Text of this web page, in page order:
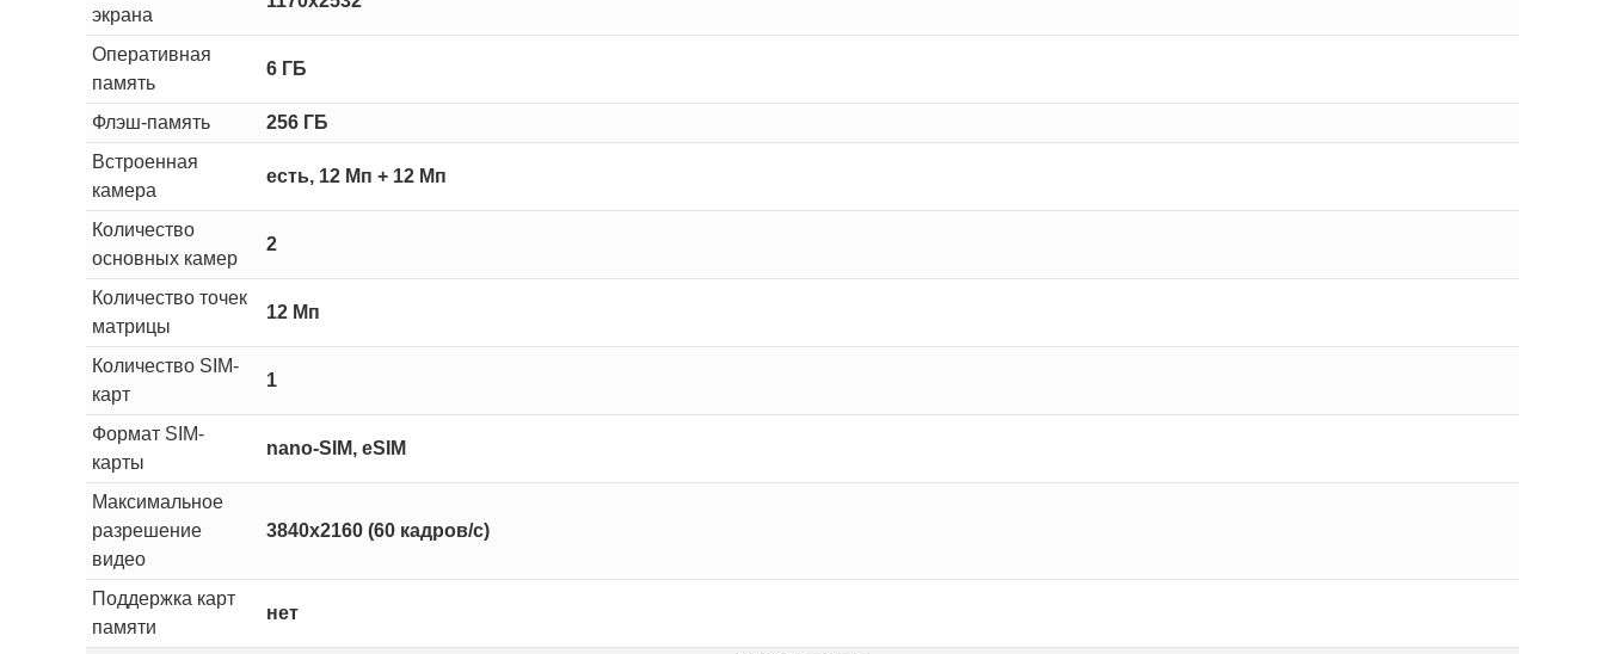
экрана
Оперативная
память
6 ГБ
Флэш-память
256 ГБ
Встроенная
камера
есть, 12 Мп + 12 Мп
Количество
основных камер
2
Количество точек
матрицы
12 Мп
Количество SIM-
карт
1
Формат SIM-
карты
nano-SIM, eSIM
Максимальное
разрешение
видео
3840x2160 (60 кадров/с)
Поддержка карт
памяти
нет